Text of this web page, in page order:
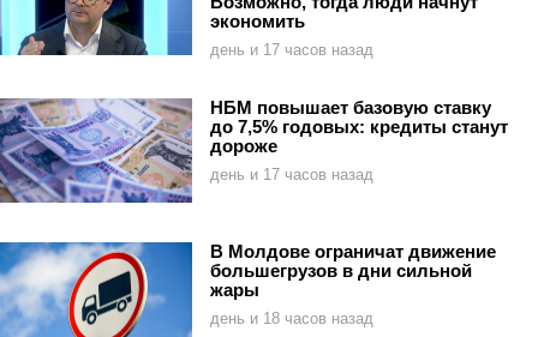
экономить
день и 17 часов назад
НБМ повышает базовую ставку
до 7,5% годовых: кредиты станут
дороже
день и 17 часов назад
В Молдове ограничат движение
большегрузов в дни сильной
жары
день и 18 часов назад